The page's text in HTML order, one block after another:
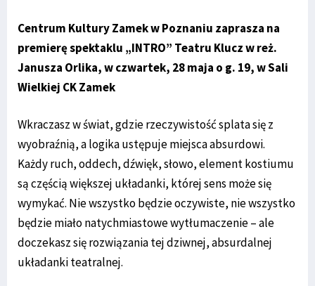
Centrum Kultury Zamek w Poznaniu zaprasza na
premierę spektaklu „INTRO” Teatru Klucz w reż.
Janusza Orlika, w czwartek, 28 maja o g. 19, w Sali
Wielkiej CK Zamek
Wkraczasz w świat, gdzie rzeczywistość splata się z
wyobraźnią, a logika ustępuje miejsca absurdowi.
Każdy ruch, oddech, dźwięk, słowo, element kostiumu
są częścią większej układanki, której sens może się
wymykać. Nie wszystko będzie oczywiste, nie wszystko
będzie miało natychmiastowe wytłumaczenie – ale
doczekasz się rozwiązania tej dziwnej, absurdalnej
układanki teatralnej.